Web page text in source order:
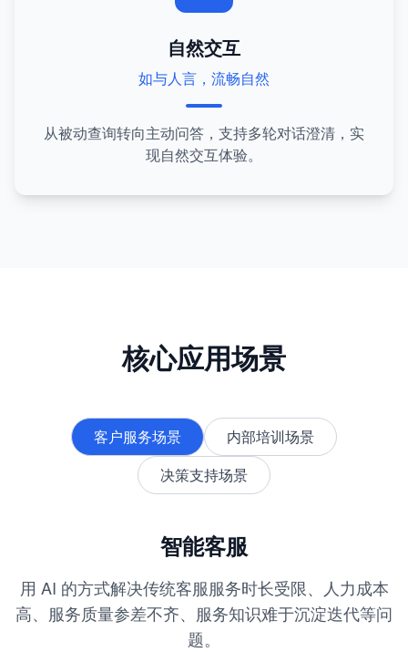
自然交互
如与人言，流畅自然
从被动查询转向主动问答，支持多轮对话澄清，实
现自然交互体验。
核心应用场景
客户服务场景
内部培训场景
决策支持场景
智能客服
用 AI 的方式解决传统客服服务时长受限、人力成本
高、服务质量参差不齐、服务知识难于沉淀迭代等问
题。